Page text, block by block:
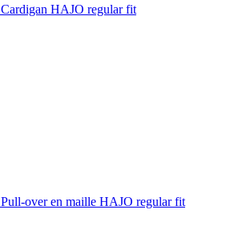
Cardigan HAJO regular fit
Pull-over en maille HAJO regular fit